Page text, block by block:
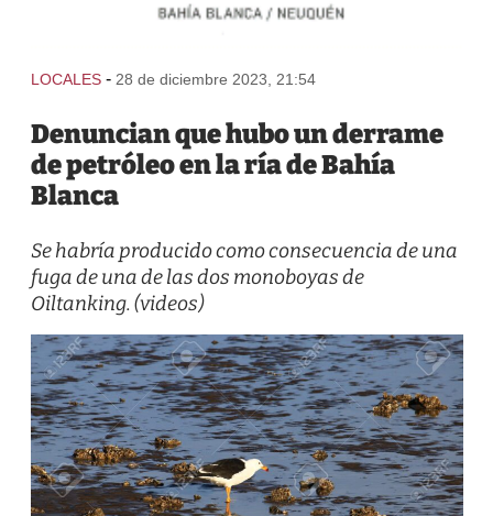
LOCALES - 28 de diciembre 2023, 21:54
Denuncian que hubo un derrame
de petróleo en la ría de Bahía
Blanca
Se habría producido como consecuencia de una
fuga de una de las dos monoboyas de
Oiltanking. (videos)